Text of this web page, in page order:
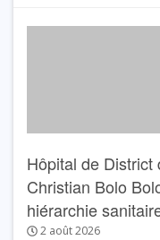
Hôpital de District
Christian Bolo
hiérarchie
2 août 2026